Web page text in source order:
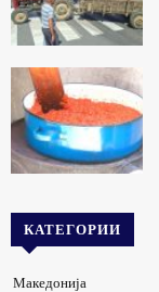
КАТЕГОРИИ
Македонија